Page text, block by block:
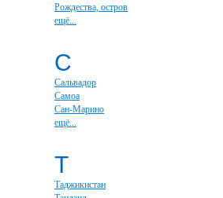
Рождества, остров
ещё...
С
Сальвадор
Самоа
Сан-Марино
ещё...
Т
Таджикистан